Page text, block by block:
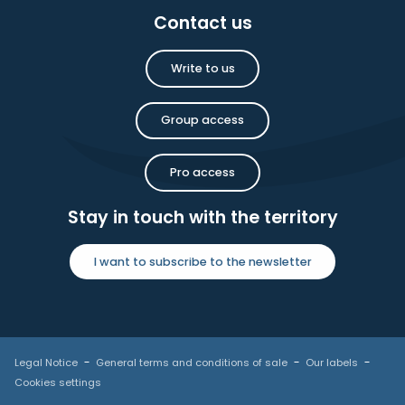
Contact us
Write to us
Group access
Pro access
Stay in touch with the territory
I want to subscribe to the newsletter
Legal Notice General terms and conditions of sale
Our labels
Cookies settings